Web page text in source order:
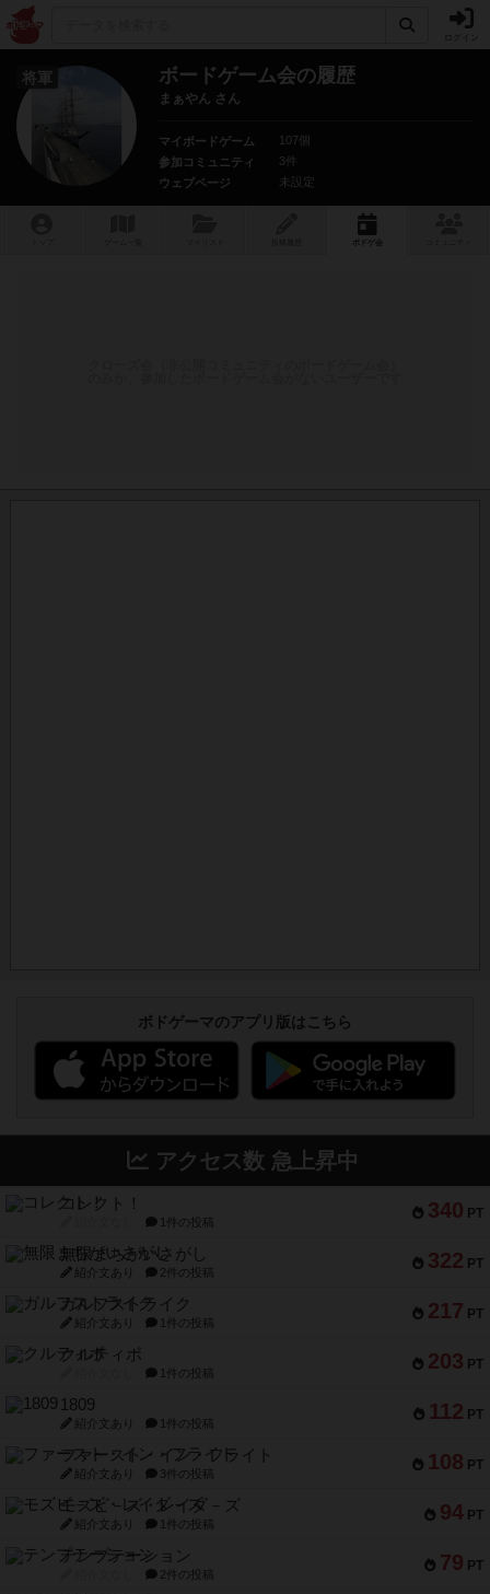
将軍 ボードゲーム会の履歴
まぁやん さん
マイボードゲーム
107個
参加コミュニティ
3件
ウェブページ
未設定
ボ ドゲ
ボドゲーマのアプリ版はこちら
アクセス数 急上昇中
340 PT
コレクト！
1件の投稿
322 PT
無限まちがいさがし
紹介文あり 2件の投稿
217 PT
ガルフストライク
紹介文あり 1件の投稿
203 PT
クルティボ
1件の投稿
112 PT
1809
紹介文あり 1件の投稿
108 PT
ファースト・イン・フライト
紹介文あり 3件の投稿
94 PT
モズビ－ズ・レイダ－ズ
紹介文あり 1件の投稿
79 PT
テンプテーション
2件の投稿